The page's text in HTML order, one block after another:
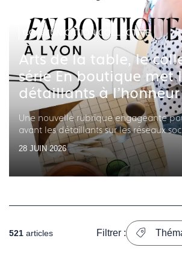
COMMUNICATION COLLECTIVE
Arts de la table, le
série En boutique met
détaillants à l'honneur
Une nouvelle rubrique engageante
avant les détaillants sur les réseaux
28 JUIN 2026
521 articles Filtrer :